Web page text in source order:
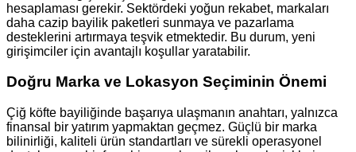
hesaplaması gerekir. Sektördeki yoğun rekabet, markaları
daha cazip bayilik paketleri sunmaya ve pazarlama
desteklerini artırmaya teşvik etmektedir. Bu durum, yeni
girişimciler için avantajlı koşullar yaratabilir.
Doğru Marka ve Lokasyon Seçiminin Önemi
Çiğ köfte bayiliğinde başarıya ulaşmanın anahtarı, yalnızca
finansal bir yatırım yapmaktan geçmez. Güçlü bir marka
bilinirliği, kaliteli ürün standartları ve sürekli operasyonel